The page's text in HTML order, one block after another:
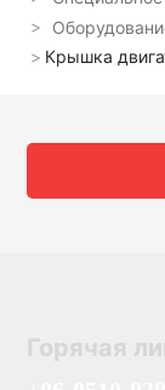
Крышка
Горячая